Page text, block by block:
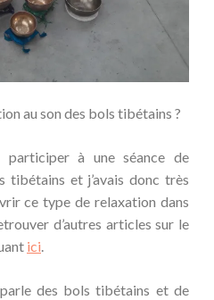
au son des bols tibétains ?
participer à une séance de
tibétains et j’avais donc très
ce type de relaxation dans
d’autres articles sur le
ici.
des bols tibétains et de